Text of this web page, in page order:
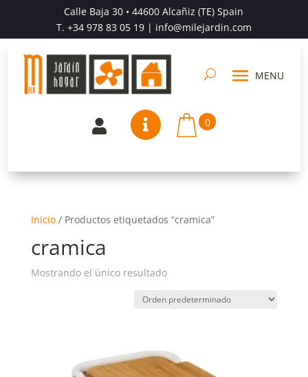
Calle Baja 30 • 44600 Alcañiz (TE) Spain
T. +34 978 83 05 19| info@milejardin.com
  0
Inicio/ Productos etiquetados “cramica”
cramica
Mostrando el único resultado